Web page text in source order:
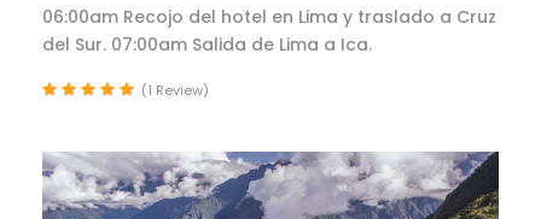
06:00am Recojo del hotel en Lima y traslado a Cruz
del Sur. 07:00am Salida de Lima a Ica.
(1 Review)